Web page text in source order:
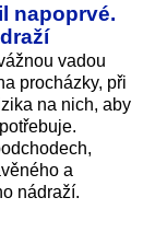
napoprvé.
vadou
procházky, při
na nich, aby
a
nádraží.